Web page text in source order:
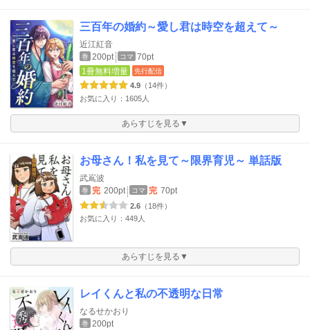
三百年の婚約～愛し君は時空を超えて～
近江紅音
巻 200pt コマ 70pt
1冊無料増量
先行配信
4.9 （14件）
お気に入り：1605人
あらすじを見る▼
お母さん！私を見て～限界育児～ 単話版
武嶌波
巻 完 200pt コマ 完 70pt
2.6 （18件）
お気に入り：449人
あらすじを見る▼
レイくんと私の不透明な日常
なるせかおり
巻
200pt